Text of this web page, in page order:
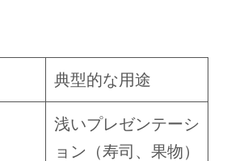
典型的な用途
浅いプレゼンテーシ
ョン（寿司、果物）